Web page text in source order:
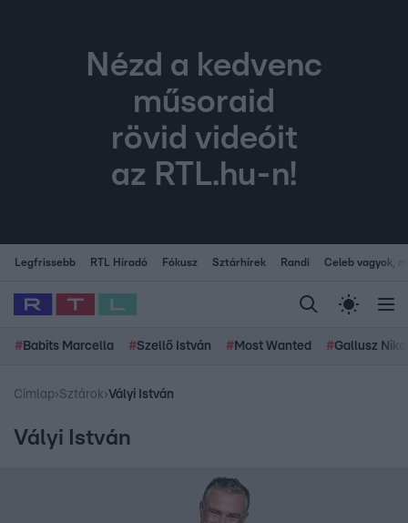
Nézd a kedvenc
műsoraid
rövid videóit
az RTL.hu-n!
Legfrissebb RTL Híradó Fókusz Sztárhírek Randi Celeb vagyok,
# Babits Marcella #Szellő István # Most Wanted #Gallusz
Címlap›Sztárok›Vályi István
Vályi István